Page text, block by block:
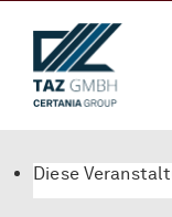
Inhalt
springen
Diese